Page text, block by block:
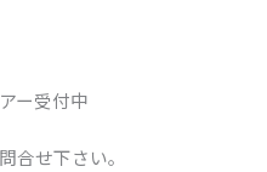
ー受付中
合せ下さい。